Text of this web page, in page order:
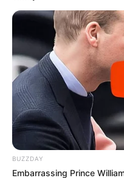
Magyar Péter
a Szőlő utcai ügy
változtatás nélkül
Komoly társadalmi
BUZZDAY
Embarrassing Prince